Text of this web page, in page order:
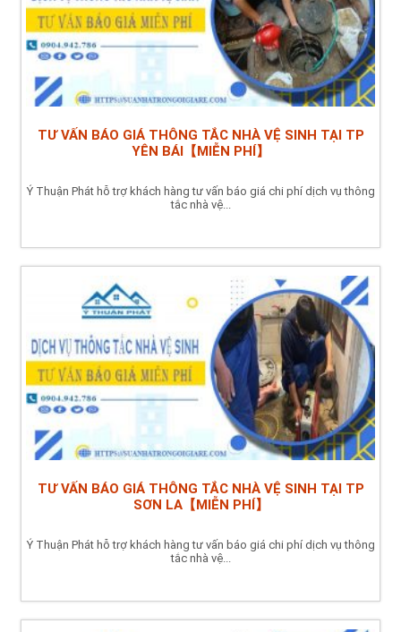
TƯ VẤN BÁO GIÁ THÔNG TẮC NHÀ VỆ SINH TẠI TP
YÊN BÁI【MIỄN PHÍ】
Ý Thuận Phát hỗ trợ khách hàng tư vấn báo giá chi phí dịch vụ thông
tắc nhà vệ...
TƯ VẤN BÁO GIÁ THÔNG TẮC NHÀ VỆ SINH TẠI TP
SƠN LA【MIỄN PHÍ】
Ý Thuận Phát hỗ trợ khách hàng tư vấn báo giá chi phí dịch vụ thông
tắc nhà vệ...